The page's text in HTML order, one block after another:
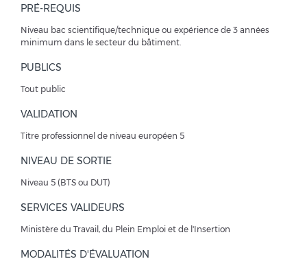
PRÉ-REQUIS
Niveau bac scientifique/technique ou expérience de 3 années
minimum dans le secteur du bâtiment.
PUBLICS
Tout public
VALIDATION
Titre professionnel de niveau européen 5
NIVEAU DE SORTIE
Niveau 5 (BTS ou DUT)
SERVICES VALIDEURS
Ministère du Travail, du Plein Emploi et de l'Insertion
MODALITÉS D'ÉVALUATION